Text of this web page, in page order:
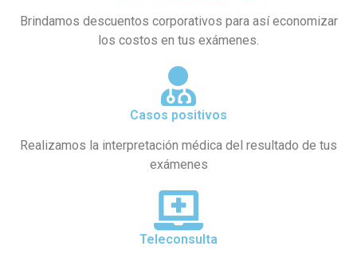
Brindamos descuentos corporativos para así economizar
los costos en tus exámenes.
Casos positivos
Realizamos la interpretación médica del resultado de tus
exámenes
Teleconsulta